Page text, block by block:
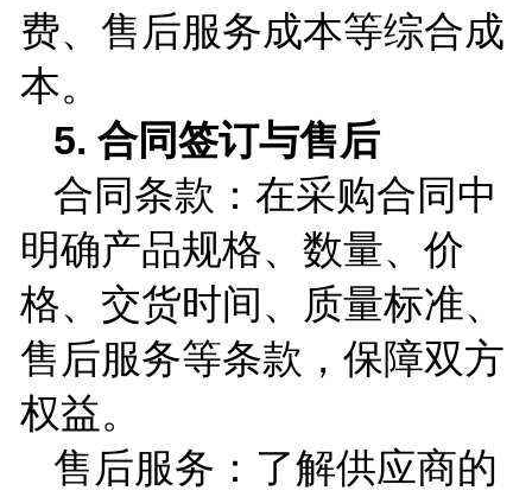
费、售后服务成本等综合成
本。
5.合同签订与售后
合同条款：在采购合同中
明确产品规格、数量、价
格、交货时间、质量标准、
售后服务等条款，保障双方
权益。
售后服务：了解供应商的